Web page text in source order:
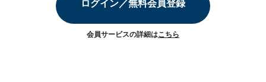
ログイン／無料会員登録
会員サービスの詳細はこちら